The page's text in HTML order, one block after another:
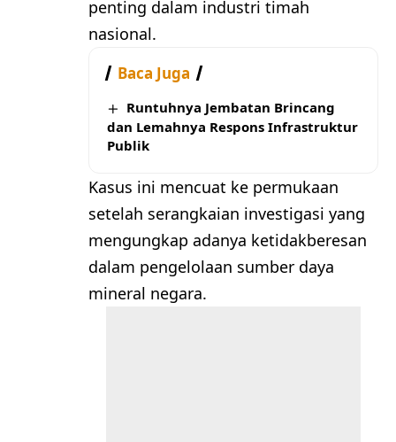
penting dalam industri timah
nasional.
Baca Juga
Runtuhnya Jembatan Brincang
dan Lemahnya Respons Infrastruktur
Publik
Kasus ini mencuat ke permukaan
setelah serangkaian investigasi yang
mengungkap adanya ketidakberesan
dalam pengelolaan sumber daya
mineral negara.